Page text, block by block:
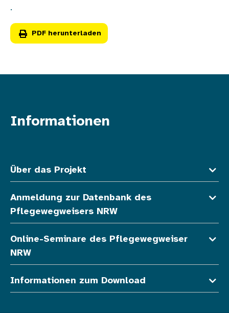
.
PDF herunterladen
Informationen
Über das Projekt
Anmeldung zur Datenbank des
Pflegewegweisers NRW
Online-Seminare des Pflegewegweiser
NRW
Informationen zum Download